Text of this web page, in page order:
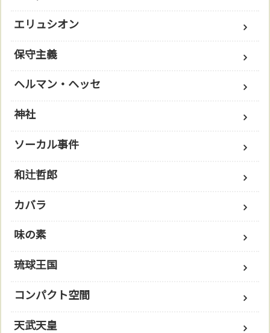
エリュシオン
保守主義
ヘルマン・ヘッセ
神社
ソーカル事件
和辻哲郎
カバラ
味の素
琉球王国
コンパクト空間
天武天皇